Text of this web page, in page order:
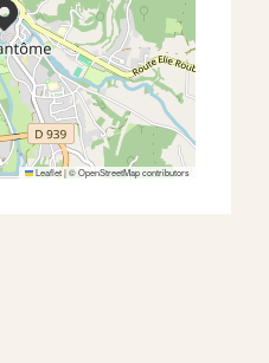
Leaflet|©OpenStreetMapcontributors